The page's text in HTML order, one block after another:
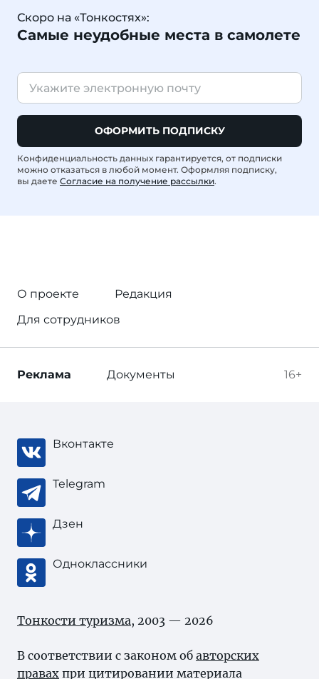
Скоро на «Тонкостях»:
Самые неудобные места в самолете
ОФОРМИТЬ ПОДПИСКУ
Конфиденциальность данных гарантируется, от подписки
можно отказаться в любой момент. Оформляя подписку,
вы даете Согласие на получение рассылки.
О проекте
Редакция
Для сотрудников
16+
Реклама Документы
Вконтакте
Telegram
Дзен
Одноклассники
Тонкости туризма, 2003 — 2026
В соответствии с законом об авторских
правах при цитировании материала